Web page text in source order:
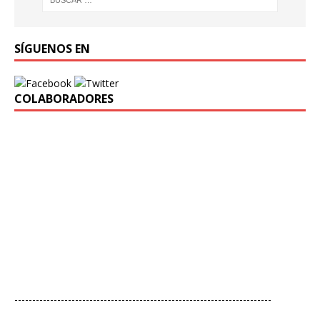
SÍGUENOS EN
COLABORADORES
------------------------------------------------------------------------